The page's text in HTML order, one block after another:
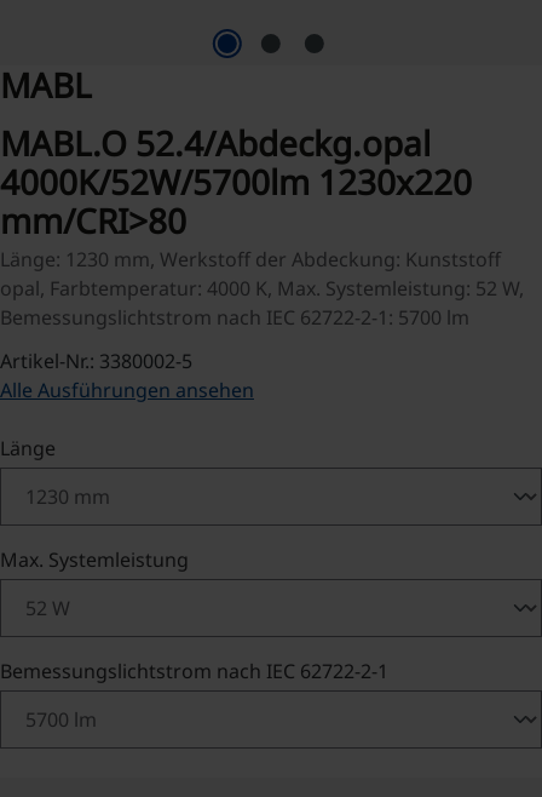
MABL
MABL.O 52.4/Abdeckg.opal
4000K/52W/5700lm 1230x220
mm/CRI>80
Länge: 1230 mm, Werkstoff der Abdeckung: Kunststoff
opal, Farbtemperatur: 4000 K, Max. Systemleistung: 52 W,
Bemessungslichtstrom nach IEC 62722-2-1: 5700 lm
Artikel-Nr.: 3380002-5
Alle Ausführungen ansehen
Länge
Max. Systemleistung
Bemessungslichtstrom nach IEC 62722-2-1